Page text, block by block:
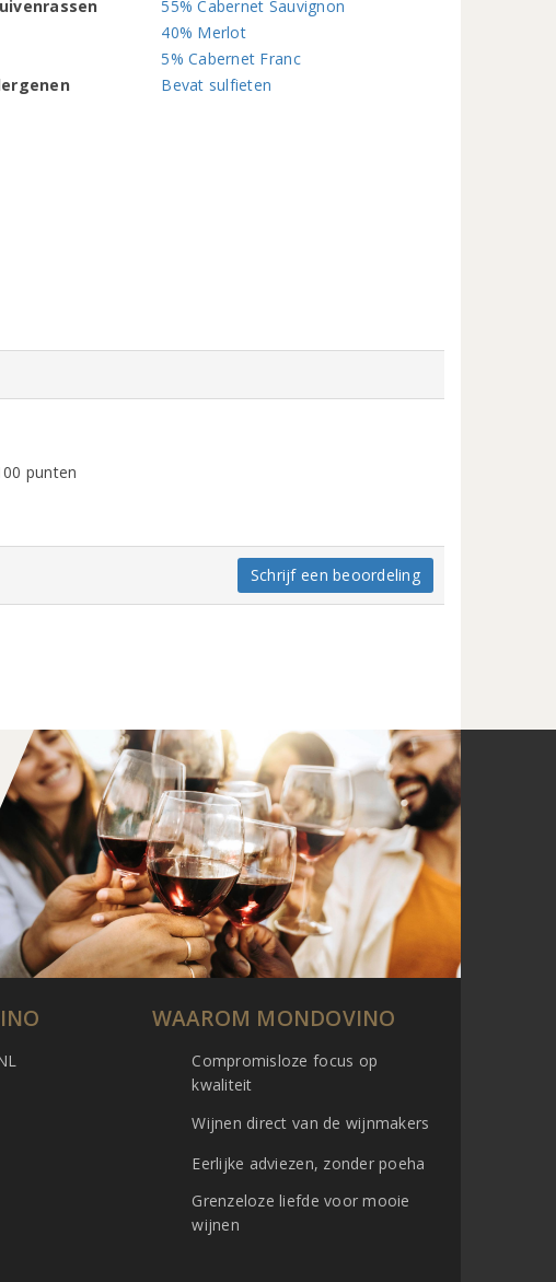
55% Cabernet Sauvignon
40% Merlot
5% Cabernet Franc
Bevat sulfieten
punten
Schrijf een beoordeling
WAAROM MONDOVINO
Compromisloze focus op
kwaliteit
Wijnen direct van de wijnmakers
Eerlijke adviezen, zonder poeha
Grenzeloze liefde voor mooie
wijnen